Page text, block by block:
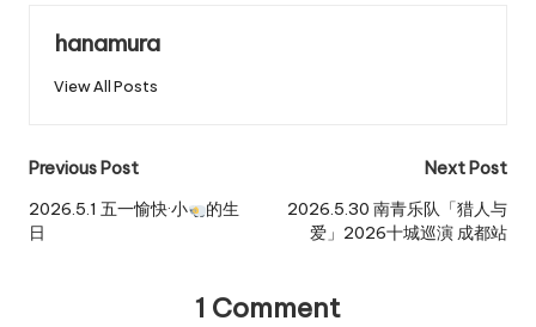
hanamura
View All Posts
Post
navigation
Previous Post
2026.5.1 五一愉快·小
的生
日
Next Post
2026.5.30 南青乐队「猎人与
爱」2026十城巡演 成都站
1 Comment